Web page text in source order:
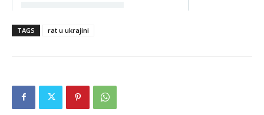
TAGS rat u ukrajini